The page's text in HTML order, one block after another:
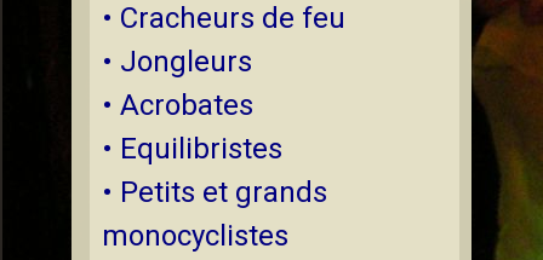
• Cracheurs de feu
• Jongleurs
• Acrobates
• Equilibristes
• Petits et grands
monocyclistes